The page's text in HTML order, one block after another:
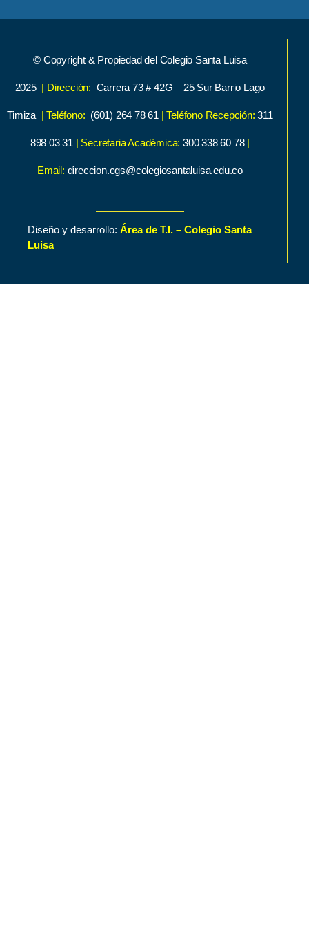
© Copyright & Propiedad del Colegio Santa Luisa
2025 | Dirección: Carrera 73 # 42G – 25 Sur Barrio Lago
Timiza | Teléfono: (601) 264 78 61 | Teléfono Recepción: 311
898 03 31 | Secretaria Académica:300 338 60 78 |
Email: direccion.cgs@colegiosantaluisa.edu.co
Diseño y desarrollo: Área de T.I. – Colegio Santa
Luisa